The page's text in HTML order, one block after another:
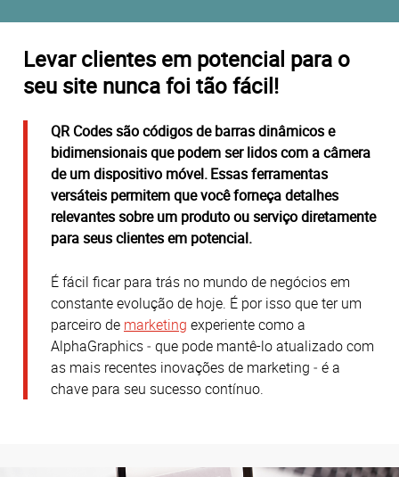
Levar clientes em potencial para o
seu site nunca foi tão fácil!
QRCodes são códigos de barras dinâmicos e
bidimensionais que podem ser lidos com a câmera
de um dispositivo móvel. Essas ferramentas
versáteis permitem que você forneça detalhes
relevantes sobre um produto ou serviço diretamente
para seus clientes em potencial.
É fácil ficar para trás no mundo de negócios em
constante evolução de hoje. É por isso que ter um
parceiro de marketing experiente como a
AlphaGraphics ‒ que pode mantê-lo atualizado com
as mais recentes inovações de marketing ‒ é a
chave para seu sucesso contínuo.